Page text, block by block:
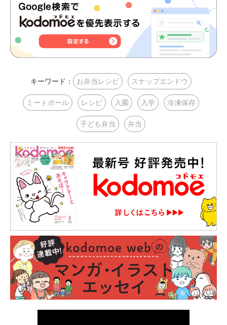
キーワード： お弁当レシピ スナップエンドウ
ミートボール レシピ 入園 入学 冷凍保存
子ども弁当 弁当